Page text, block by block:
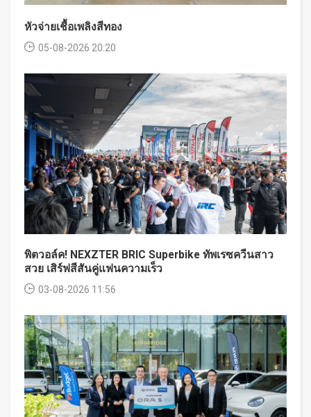
หัวจ่ายเชื้อเพลิงสีทอง
05-08-2026 20:20
พิตวอล์ค! NEXZTER BRIC Superbike ทัพเรซควีนสาว
สวย เสิร์ฟสีสันคู่แฟนความเร็ว
03-08-2026 11:56